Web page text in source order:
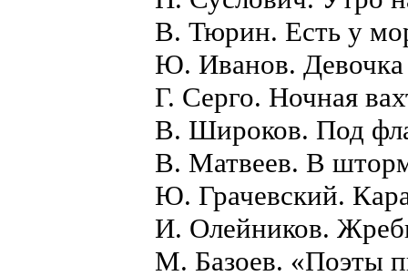
В. Тюрин. Есть у
Ю. Иванов. Девочка
Г. Серго. Ночная
В. Широков. Под
В. Матвеев. В
Ю. Грачевский.
И. Олейников.
М. Базоев. «Поэты